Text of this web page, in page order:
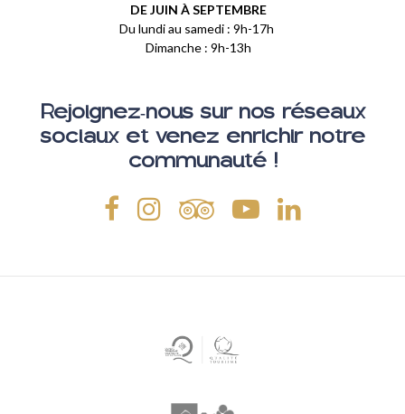
DE JUIN À SEPTEMBRE
Du lundi au samedi : 9h-17h
Dimanche : 9h-13h
Rejoignez-nous sur nos réseaux
sociaux et venez enrichir notre
communauté !